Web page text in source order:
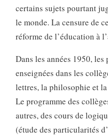
certains sujets pourtant
le monde. La censure de
réforme de l’éducation à
Dans les années 1950,
enseignées dans les
lettres, la philosophie et
Le programme des
autres, des cours de
(étude des particularités